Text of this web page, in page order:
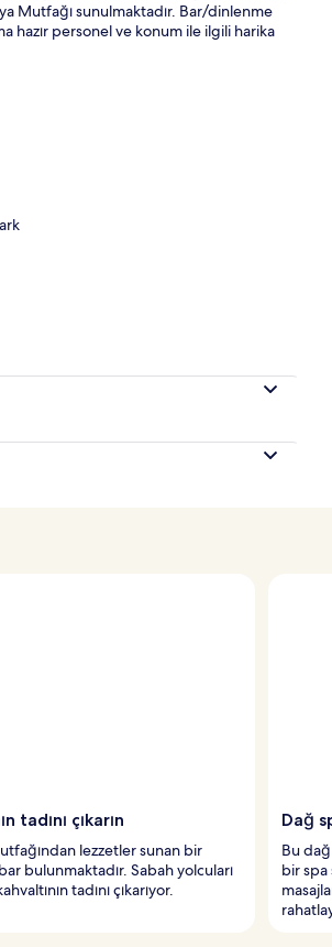
Standard
Mutfağı sunulmaktadır. Bar/dinlenme
hazır personel ve konum ile ilgili harika
tadını çıkarın
lezzetler sunan bir
bulunmaktadır. Sabah yolcuları
tadını çıkarıyor.
Dağ
Bu
bir spa